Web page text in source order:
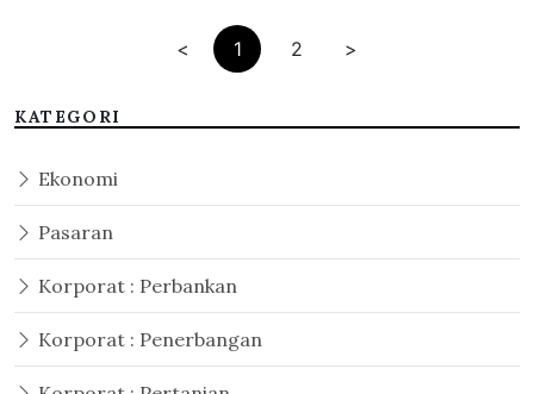
< 1 2 >
KATEGORI
Ekonomi
Pasaran
Korporat : Perbankan
Korporat : Penerbangan